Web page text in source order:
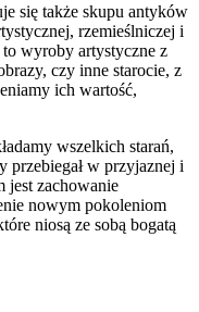
się także skupu antyków
rzemieślniczej i
wyroby artystyczne z
czy inne starocie, z
ich wartość,
wszelkich starań,
przebiegał w przyjaznej i
jest zachowanie
nowym pokoleniom
niosą ze sobą bogatą